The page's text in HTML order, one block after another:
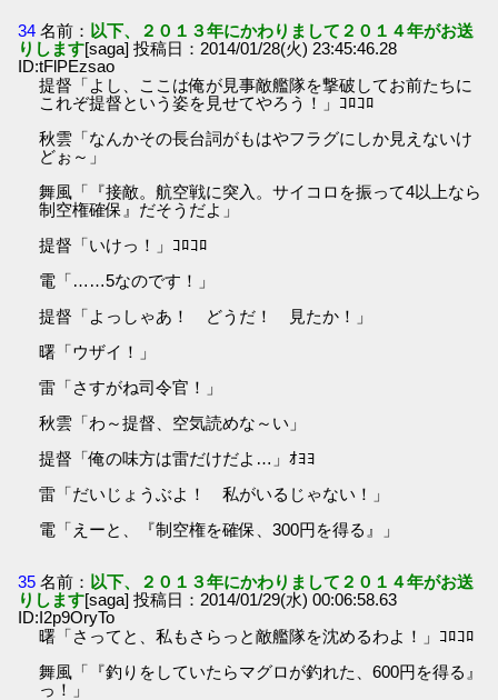
34 名前： 以下、２０１３年にかわりまして２０１４年がお送
りします[saga] 投稿日：2014/01/28(火) 23:45:46.28
ID:tFlPEzsao
提督「よし、ここは俺が見事敵艦隊を撃破してお前たちに
これぞ提督という姿を見せてやろう！」ｺﾛｺﾛ
秋雲「なんかその長台詞がもはやフラグにしか見えないけ
どぉ～」
舞風「『接敵。航空戦に突入。サイコロを振って4以上なら
制空権確保』だそうだよ」
提督「いけっ！」ｺﾛｺﾛ
電「……5なのです！」
提督「よっしゃあ！ どうだ！ 見たか！」
曙「ウザイ！」
雷「さすがね司令官！」
秋雲「わ～提督、空気読めな～い」
提督「俺の味方は雷だけだよ…」ｵﾖﾖ
雷「だいじょうぶよ！ 私がいるじゃない！」
電「えーと、『制空権を確保、300円を得る』」
35 名前： 以下、２０１３年にかわりまして２０１４年がお送
りします[saga] 投稿日：2014/01/29(水) 00:06:58.63
ID:I2p9OryTo
曙「さってと、私もさらっと敵艦隊を沈めるわよ！」ｺﾛｺﾛ
舞風「『釣りをしていたらマグロが釣れた、600円を得る』
っ！」